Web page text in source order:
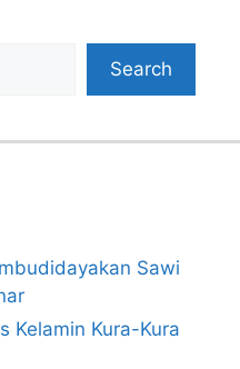
Search
Sawi
Kelamin Kura-Kura